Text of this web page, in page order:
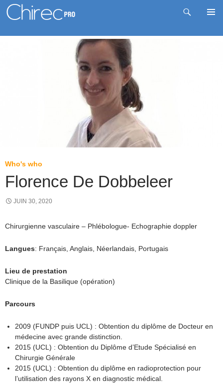
Recherche
Who's who
Florence De Dobbeleer
JUIN 30, 2020
Chirurgienne vasculaire – Phlébologue- Echographie doppler
Langues: Français, Anglais, Néerlandais, Portugais
Lieu de prestation
Clinique de la Basilique (opération)
Parcours
2009 (FUNDP puis UCL) : Obtention du diplôme de Docteur en
médecine avec grande distinction.
2015 (UCL) : Obtention du Diplôme d’Etude Spécialisé en
Chirurgie Générale
2015 (UCL) : Obtention du diplôme en radioprotection pour
l’utilisation des rayons X en diagnostic médical.